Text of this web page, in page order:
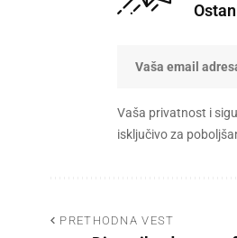
Vaša privatnost i
isključivo za
PRETHODNA VEST